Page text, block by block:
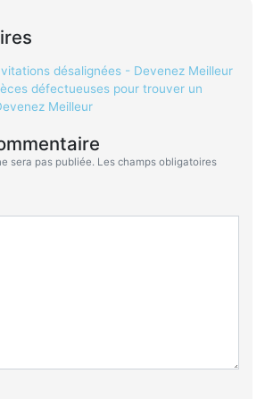
désalignées - Devenez Meilleur
défectueuses pour trouver un
Meilleur
sera pas publiée. Les champs obligatoires